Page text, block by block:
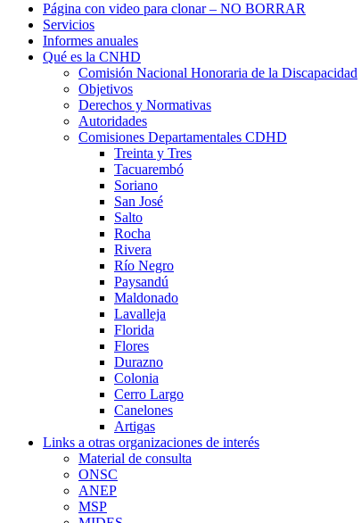
Página con video para clonar – NO BORRAR
Servicios
Informes anuales
Qué es la CNHD
Comisión Nacional Honoraria de la Discapacidad
Objetivos
Derechos y Normativas
Autoridades
Comisiones Departamentales CDHD
Treinta y Tres
Tacuarembó
Soriano
San José
Salto
Rocha
Rivera
Río Negro
Paysandú
Maldonado
Lavalleja
Florida
Flores
Durazno
Colonia
Cerro Largo
Canelones
Artigas
Links a otras organizaciones de interés
Material de consulta
ONSC
ANEP
MSP